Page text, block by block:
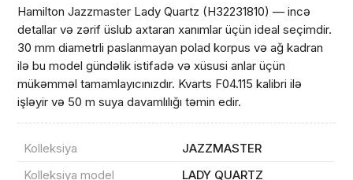
Hamilton Jazzmaster Lady Quartz (H32231810) — incə
detallar və zərif üslub axtaran xanımlar üçün ideal seçimdir.
30 mm diametrli paslanmayan polad korpus və ağ kadran
ilə bu model gündəlik istifadə və xüsusi anlar üçün
mükəmməl tamamlayıcınızdır. Kvarts F04.115 kalibri ilə
işləyir və 50 m suya davamlılığı təmin edir.
Kolleksiya
JAZZMASTER
Kolleksiya model
LADY QUARTZ